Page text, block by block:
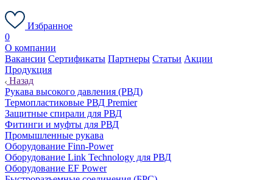
Избранное
0
О компании
Вакансии Сертификаты Партнеры Статьи Акции
Продукция
Назад
Рукава высокого давления (РВД)
Термопластиковые РВД Premier
Защитные спирали для РВД
Фитинги и муфты для РВД
Промышленные рукава
Оборудование Finn-Power
Оборудование Link Technology для РВД
Оборудование EF Power